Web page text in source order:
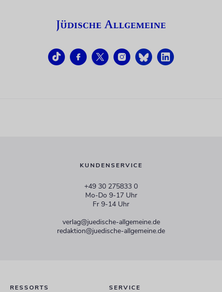
KUNDENSERVICE
+49 30 275833 0
Mo-Do 9-17 Uhr
Fr 9-14 Uhr
verlag@juedische-allgemeine.de
redaktion@juedische-allgemeine.de
RESSORTS SERVICE